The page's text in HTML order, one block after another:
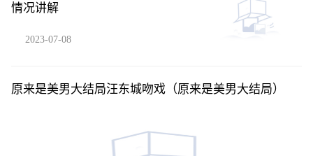
情况讲解
2023-07-08
原来是美男大结局汪东城吻戏（原来是美男大结局）